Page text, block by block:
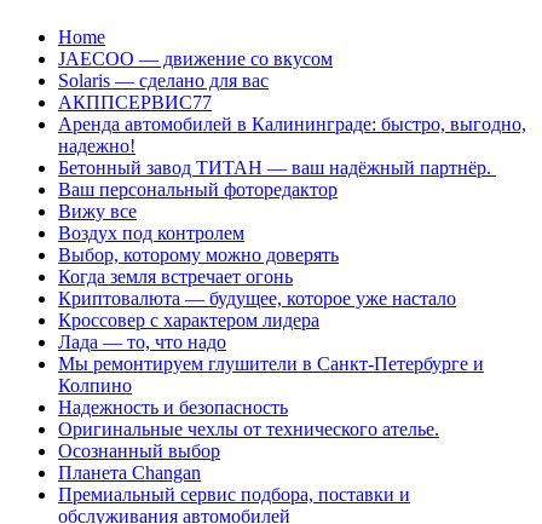
Перейти
содержанию
Home
JAECOO — движение со вкусом
Solaris — сделано для вас
АКППСЕРВИС77
Аренда автомобилей в Калининграде: быстро, выгодно,
надежно!
Бетонный завод ТИТАН — ваш надёжный партнёр.
Ваш персональный фоторедактор
Вижу все
Воздух под контролем
Выбор, которому можно доверять
Когда земля встречает огонь
Криптовалюта — будущее, которое уже настало
Кроссовер с характером лидера
Лада — то, что надо
Мы ремонтируем глушители в Санкт-Петербурге и
Колпино
Надежность и безопасность
Оригинальные чехлы от технического ателье.
Осознанный выбор
Планета Changan
Премиальный сервис подбора, поставки и
обслуживания автомобилей